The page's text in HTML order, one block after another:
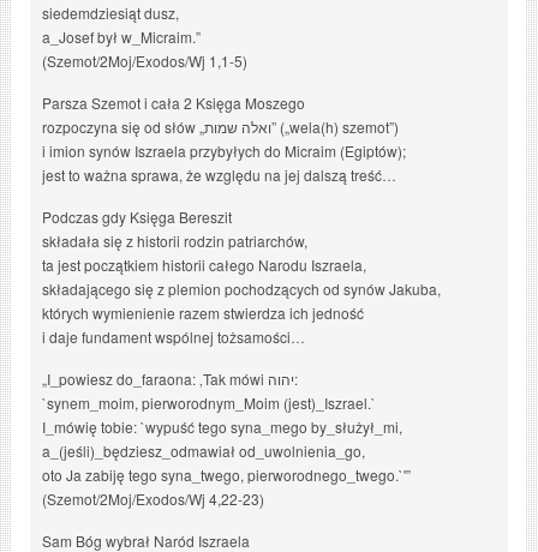
siedemdziesiąt dusz,
a_Josef był w_Micraim.”
(Szemot/2Moj/Exodos/Wj 1,1-5)
Parsza Szemot i cała 2 Księga Moszego
rozpoczyna się od słów „ואלה שמות” („wela(h) szemot”)
i imion synów Iszraela przybyłych do Micraim (Egiptów);
jest to ważna sprawa, że względu na jej dalszą treść…
Podczas gdy Księga Bereszit
składała się z historii rodzin patriarchów,
ta jest początkiem historii całego Narodu Iszraela,
składającego się z plemion pochodzących od synów Jakuba,
których wymienienie razem stwierdza ich jedność
i daje fundament wspólnej tożsamości…
„I_powiesz do_faraona: ‚Tak mówi יהוה:
`synem_moim, pierworodnym_Moim (jest)_Iszrael.`
I_mówię tobie: `wypuść tego syna_mego by_służył_mi,
a_(jeśli)_będziesz_odmawiał od_uwolnienia_go,
oto Ja zabiję tego syna_twego, pierworodnego_twego.`'”
(Szemot/2Moj/Exodos/Wj 4,22-23)
Sam Bóg wybrał Naród Iszraela